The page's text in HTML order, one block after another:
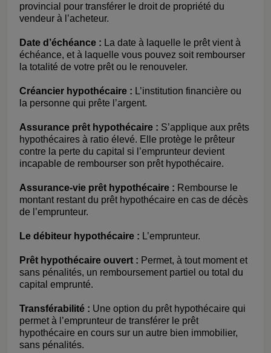
provincial pour transférer le droit de propriété du
vendeur à l’acheteur.
Date d’échéance : La date à laquelle le prêt vient à
échéance, et à laquelle vous pouvez soit rembourser
la totalité de votre prêt ou le renouveler.
Créancier hypothécaire : L’institution financière ou
la personne qui prête l’argent.
Assurance prêt hypothécaire : S’applique aux prêts
hypothécaires à ratio élevé. Elle protège le prêteur
contre la perte du capital si l’emprunteur devient
incapable de rembourser son prêt hypothécaire.
Assurance-vie prêt hypothécaire : Rembourse le
montant restant du prêt hypothécaire en cas de décès
de l’emprunteur.
Le débiteur hypothécaire : L’emprunteur.
Prêt hypothécaire ouvert : Permet, à tout moment et
sans pénalités, un remboursement partiel ou total du
capital emprunté.
Transférabilité : Une option du prêt hypothécaire qui
permet à l’emprunteur de transférer le prêt
hypothécaire en cours sur un autre bien immobilier,
sans pénalités.